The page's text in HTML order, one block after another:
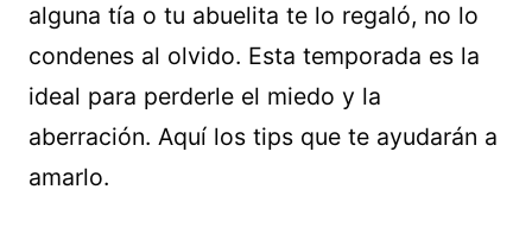
alguna tía o tu abuelita te lo regaló, no lo
condenes al olvido. Esta temporada es la
ideal para perderle el miedo y la
aberración. Aquí los tips que te ayudarán a
amarlo.